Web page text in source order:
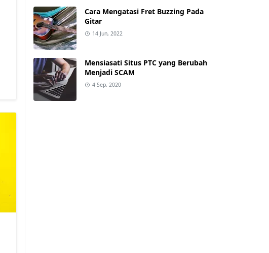
Cara Mengatasi Fret Buzzing Pada
Gitar
14 Jun, 2022
Mensiasati Situs PTC yang Berubah
Menjadi SCAM
4 Sep, 2020